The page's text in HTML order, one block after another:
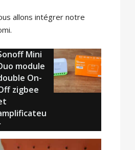
allons intégrer notre
Mini
module
On-
zigbee